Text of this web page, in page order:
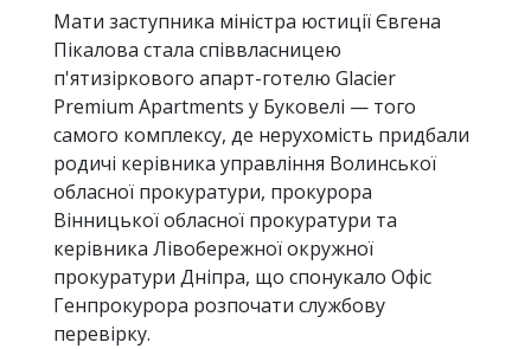
Мати заступника міністра юстиції Євгена
Пікалова стала співвласницею
п'ятизіркового апарт-готелю Glacier
Premium Apartments у Буковелі — того
самого комплексу, де нерухомість придбали
родичі керівника управління Волинської
обласної прокуратури, прокурора
Вінницької обласної прокуратури та
керівника Лівобережної окружної
прокуратури Дніпра, що спонукало Офіс
Генпрокурора розпочати службову
перевірку.